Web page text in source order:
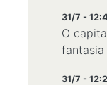
31/7 -
O
31/7 -